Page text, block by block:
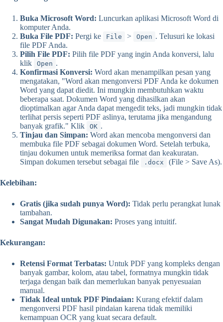
Buka Microsoft Word: Luncurkan aplikasi Microsoft Word di
komputer Anda.
Buka File PDF: Pergi ke File > Open . Telusuri ke lokasi
file PDF Anda.
Pilih File PDF: Pilih file PDF yang ingin Anda konversi, lalu
klik
Open .
Konfirmasi Konversi: Word akan menampilkan pesan yang
mengatakan, "Word akan mengonversi PDF Anda ke dokumen
Word yang dapat diedit. Ini mungkin membutuhkan waktu
beberapa saat. Dokumen Word yang dihasilkan akan
dioptimalkan agar Anda dapat mengedit teks, jadi mungkin tidak
terlihat persis seperti PDF aslinya, terutama jika mengandung
banyak grafik." Klik
OK .
Tinjau dan Simpan: Word akan mencoba mengonversi dan
membuka file PDF sebagai dokumen Word. Setelah terbuka,
tinjau dokumen untuk memeriksa format dan keakuratan.
Simpan dokumen tersebut sebagai file
.docx (File > Save As).
Kelebihan:
Gratis (jika sudah punya Word): Tidak perlu perangkat lunak
tambahan.
Sangat Mudah Digunakan: Proses yang intuitif.
Kekurangan:
Retensi Format Terbatas: Untuk PDF yang kompleks dengan
banyak gambar, kolom, atau tabel, formatnya mungkin tidak
terjaga dengan baik dan memerlukan banyak penyesuaian
manual.
Tidak Ideal untuk PDF Pindaian: Kurang efektif dalam
mengonversi PDF hasil pindaian karena tidak memiliki
kemampuan OCR yang kuat secara default.